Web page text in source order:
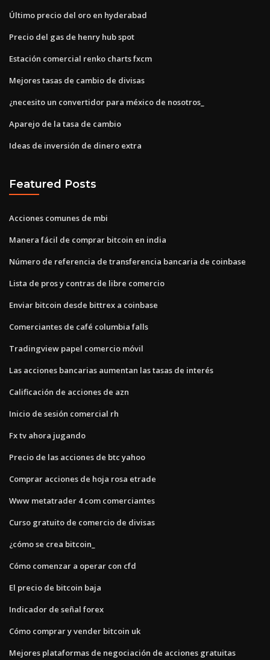
Último precio del oro en hyderabad
Precio del gas de henry hub spot
Estación comercial renko charts fxcm
Mejores tasas de cambio de divisas
¿necesito un convertidor para méxico de nosotros_
Aparejo de la tasa de cambio
Ideas de inversión de dinero extra
Featured Posts
Acciones comunes de mbi
Manera fácil de comprar bitcoin en india
Número de referencia de transferencia bancaria de coinbase
Lista de pros y contras de libre comercio
Enviar bitcoin desde bittrex a coinbase
Comerciantes de café columbia falls
Tradingview papel comercio móvil
Las acciones bancarias aumentan las tasas de interés
Calificación de acciones de azn
Inicio de sesión comercial rh
Fx tv ahora jugando
Precio de las acciones de btc yahoo
Comprar acciones de hoja rosa etrade
Www metatrader 4 com comerciantes
Curso gratuito de comercio de divisas
¿cómo se crea bitcoin_
Cómo comenzar a operar con cfd
El precio de bitcoin baja
Indicador de señal forex
Cómo comprar y vender bitcoin uk
Mejores plataformas de negociación de acciones gratuitas